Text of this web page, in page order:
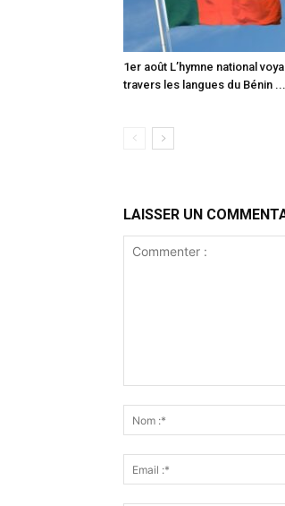
1er août L’hymne national
travers les langues du Bénin ...
LAISSER UN